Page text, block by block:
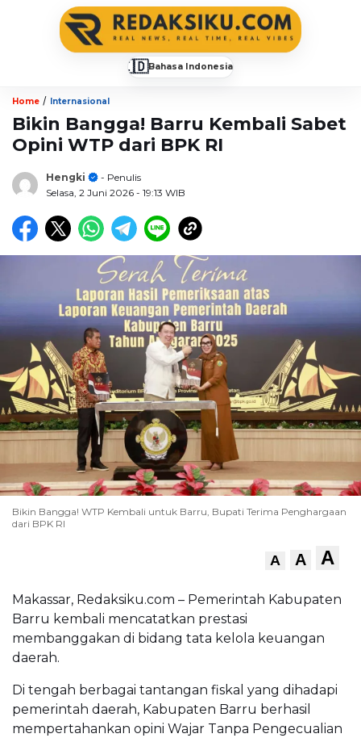
🇮🇩Bahasa Indonesia
Home / Internasional
Bikin Bangga! Barru Kembali Sabet
Opini WTP dari BPK RI
Hengki
- Penulis
Selasa, 2 Juni 2026 - 19:13 WIB
Bikin Bangga! WTP Kembali untuk Barru, Bupati Terima Penghargaan
dari BPK RI
A A A
Makassar, Redaksiku.com – Pemerintah Kabupaten
Barru kembali mencatatkan prestasi
membanggakan di bidang tata kelola keuangan
daerah.
Di tengah berbagai tantangan fiskal yang dihadapi
pemerintah daerah, Kabupaten Barru berhasil
mempertahankan opini Wajar Tanpa Pengecualian